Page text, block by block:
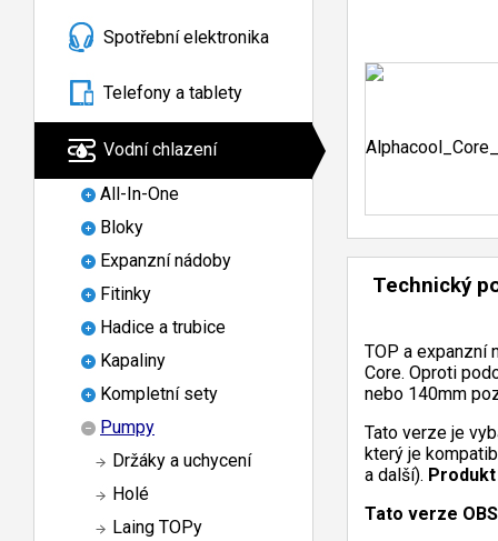
Spotřební elektronika
Telefony a tablety
Vodní chlazení
All-In-One
Bloky
Expanzní nádoby
Fitinky
Hadice a trubice
Kapaliny
Kompletní sety
Pumpy
Držáky a uchycení
Holé
Laing TOPy
Technický
TOP a expanzní
Core. Oproti
nebo 140mm
Tato verze je
který je
a další). Produkt
Tato verze